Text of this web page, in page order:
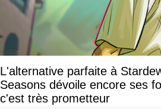
L'alternative parfaite à
Seasons dévoile encore ses
c'est très prometteur